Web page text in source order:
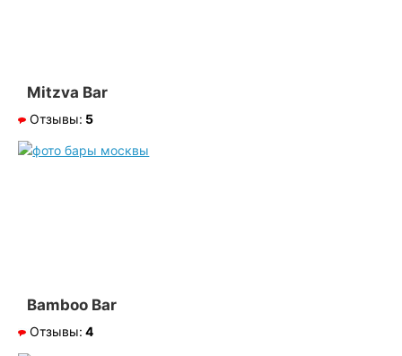
Mitzva Bar
Отзывы: 5
Bamboo Bar
Отзывы: 4